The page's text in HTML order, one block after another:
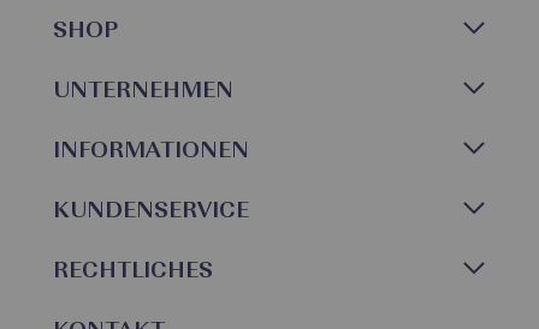
SHOP
UNTERNEHMEN
INFORMATIONEN
KUNDENSERVICE
RECHTLICHES